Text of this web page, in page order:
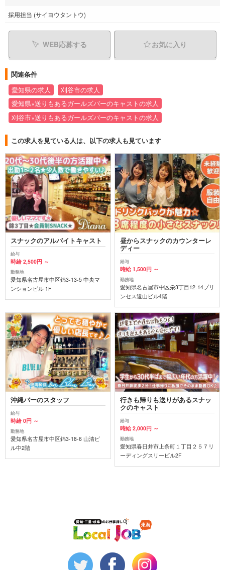
採用担当 (サイヨウタントウ)
WEB応募する お気に入り
関連条件
愛知県の求人
刈谷市の求人
愛知県×送りもあるガールズバーのキャストの求人
刈谷市×送りもあるガールズバーのキャストの求人
この求人を見ている人は、以下の求人も見ています
スナックのアルバイトキャスト
給与
時給 2,500円 ～
勤務地
愛知県名古屋市中区錦3-13-5 中央マ
ンションビル 1F
昼からスナックのカウンターレ
ディー
給与
時給 1,500円 ～
勤務地
愛知県名古屋市中区栄3丁目12-14プリ
ンセス遠山ビル4階
沖縄バーのスタッフ
給与
時給 0円 ～
勤務地
愛知県名古屋市中区錦3-18-6 山清ビ
ル中2階
行きも帰りも送りがあるスナッ
クのキャスト
給与
時給 2,000円 ～
勤務地
愛知県春日井市上条町１丁目２５７リ
ーディングスリービル2F